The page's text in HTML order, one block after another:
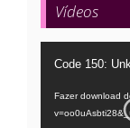
Vídeos
Tocador
vídeo
Code 150:
Fazer download